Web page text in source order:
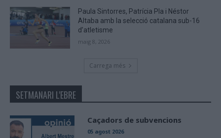
Paula Sintorres, Patrícia Pla i Néstor
Altaba amb la selecció catalana sub-16
d’atletisme
maig 8, 2026
Carrega més
SETMANARI L'EBRE
Caçadors de subvencions
05 agost 2026